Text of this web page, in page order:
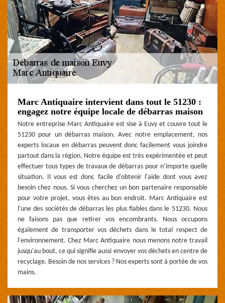
Marc Antiquaire intervient dans tout le 51230 :
engagez notre équipe locale de débarras maison
Notre entreprise Marc Antiquaire est sise à Euvy et couvre tout le
51230 pour un débarras maison. Avec notre emplacement, nos
experts locaux en débarras peuvent donc facilement vous joindre
partout dans la région. Notre équipe est très expérimentée et peut
effectuer tous types de travaux de débarras pour n’importe quelle
situation. Il vous est donc facile d'obtenir l'aide dont vous avez
besoin chez nous. Si vous cherchez un bon partenaire responsable
pour votre projet, vous êtes au bon endroit. Marc Antiquaire est
l'une des sociétés de débarras les plus fiables dans le 51230. Nous
ne faisons pas que retirer vos encombrants. Nous occupons
également de transporter vos déchets dans le total respect de
l'environnement. Chez Marc Antiquaire nous menons notre travail
jusqu'au bout, ce qui signifie aussi envoyer vos déchets en centre de
recyclage. Besoin de nos services ? Nos experts sont à portée de vos
mains.